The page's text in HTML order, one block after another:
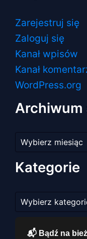
Zarejestruj się
Zaloguj się
Kanał wpisów
Kanał
WordPress.org
Archiwum
artykułów
Kategorie
📬 Bądź na